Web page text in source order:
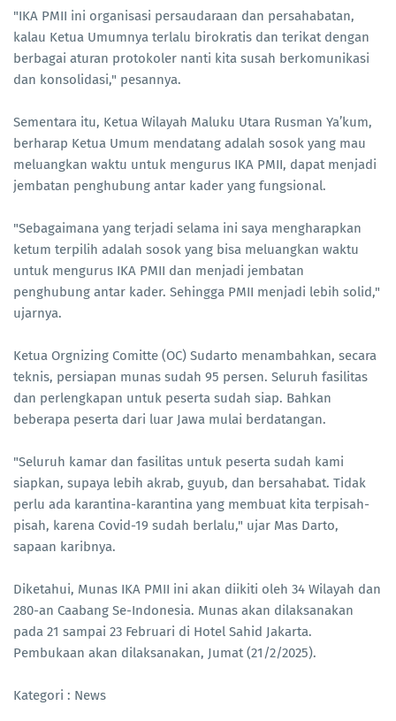
"IKA PMII ini organisasi persaudaraan dan persahabatan,
kalau Ketua Umumnya terlalu birokratis dan terikat dengan
berbagai aturan protokoler nanti kita susah berkomunikasi
dan konsolidasi," pesannya.
Sementara itu, Ketua Wilayah Maluku Utara Rusman Ya’kum,
berharap Ketua Umum mendatang adalah sosok yang mau
meluangkan waktu untuk mengurus IKA PMII, dapat menjadi
jembatan penghubung antar kader yang fungsional.
"Sebagaimana yang terjadi selama ini saya mengharapkan
ketum terpilih adalah sosok yang bisa meluangkan waktu
untuk mengurus IKA PMII dan menjadi jembatan
penghubung antar kader. Sehingga PMII menjadi lebih solid,"
ujarnya.
Ketua Orgnizing Comitte (OC) Sudarto menambahkan, secara
teknis, persiapan munas sudah 95 persen. Seluruh fasilitas
dan perlengkapan untuk peserta sudah siap. Bahkan
beberapa peserta dari luar Jawa mulai berdatangan.
"Seluruh kamar dan fasilitas untuk peserta sudah kami
siapkan, supaya lebih akrab, guyub, dan bersahabat. Tidak
perlu ada karantina-karantina yang membuat kita terpisah-
pisah, karena Covid-19 sudah berlalu," ujar Mas Darto,
sapaan karibnya.
Diketahui, Munas IKA PMII ini akan diikiti oleh 34 Wilayah dan
280-an Caabang Se-Indonesia. Munas akan dilaksanakan
pada 21 sampai 23 Februari di Hotel Sahid Jakarta.
Pembukaan akan dilaksanakan, Jumat (21/2/2025).
Kategori : News